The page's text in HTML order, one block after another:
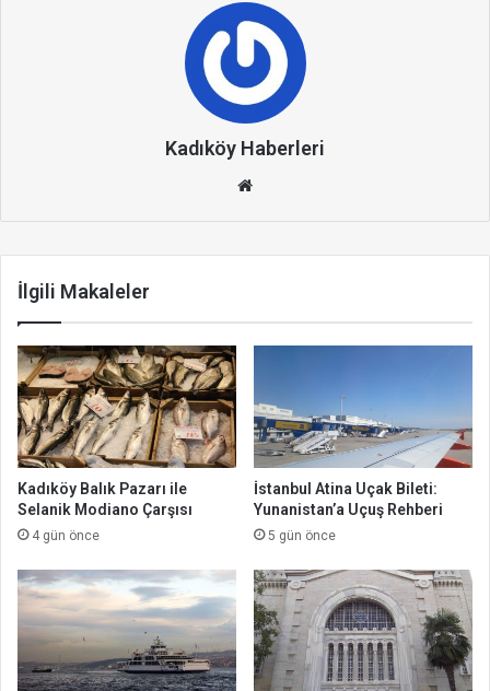
Kadıköy Haberleri
İlgili Makaleler
Kadıköy Balık Pazarı ile
Selanik Modiano Çarşısı
4 gün önce
İstanbul Atina Uçak Bileti:
Yunanistan’a Uçuş Rehberi
5 gün önce